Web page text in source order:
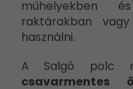
műhelyekben
raktárakban
használni.
A Salgó polc
csavarmentes